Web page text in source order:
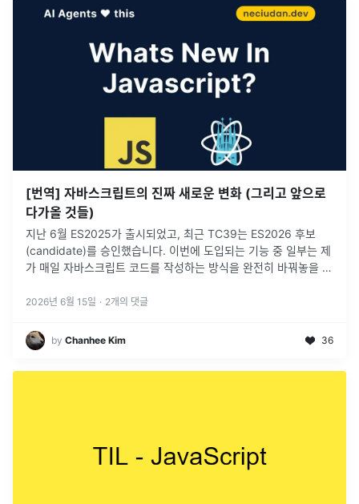
[번역] 자바스크립트의 진짜 새로운 변화 (그리고 앞으로
다가올 것들)
지난 6월 ES2025가 출시되었고, 최근 TC39는 ES2026 후보
(candidate)를 승인했습니다. 이번에 도입되는 기능 중 일부는 제
가 매일 자바스크립트 코드를 작성하는 방식을 완전히 바꿔놓을 것
2026년 6월 15일 · 2개의 댓글
by Chanhee Kim 36